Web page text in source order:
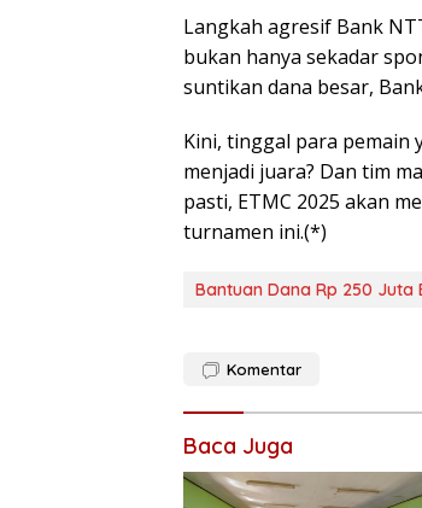
Langkah agresif Bank
bukan hanya sekadar
suntikan dana besar,
Kini, tinggal para pemain
menjadi juara? Dan tim
pasti, ETMC 2025 akan
turnamen ini.(*)
Bantuan Dana Rp 250 Juta
Komentar
Baca Juga